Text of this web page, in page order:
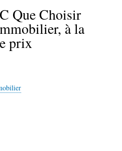
Que Choisir
à la
prix